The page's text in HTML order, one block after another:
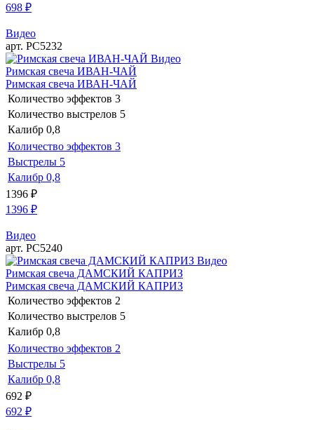
698 ₽
Видео
арт. РС5232
Видео
Римская свеча ИВАН-ЧАЙ
Римская свеча ИВАН-ЧАЙ
Количество эффектов 3
Количество выстрелов 5
Калибр 0,8
Количество эффектов 3
Выстрелы 5
Калибр 0,8
1396 ₽
1396 ₽
Видео
арт. РС5240
Видео
Римская свеча ДАМСКИЙ КАПРИЗ
Римская свеча ДАМСКИЙ КАПРИЗ
Количество эффектов 2
Количество выстрелов 5
Калибр 0,8
Количество эффектов 2
Выстрелы 5
Калибр 0,8
692 ₽
692 ₽